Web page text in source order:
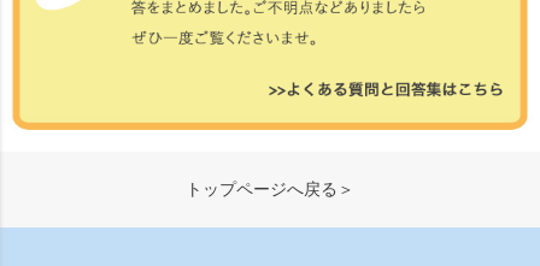
トップページへ戻る＞